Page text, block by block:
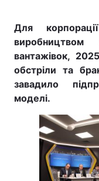
Для
виробництвом
вантажівок,
обстріли та
завадило
моделі.